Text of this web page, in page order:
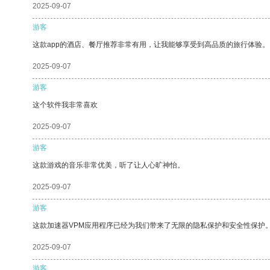
2025-09-07
游客
这款app的酒店、餐厅推荐非常有用，让我能够享受到高品质的旅行体验。
2025-09-07
游客
这个软件我非常喜欢
2025-09-07
游客
这款游戏的音乐非常优美，听了让人心旷神怡。
2025-09-07
游客
这款加速器VPM应用程序已经为我们带来了无限的隐私保护和安全性保护
2025-09-07
游客